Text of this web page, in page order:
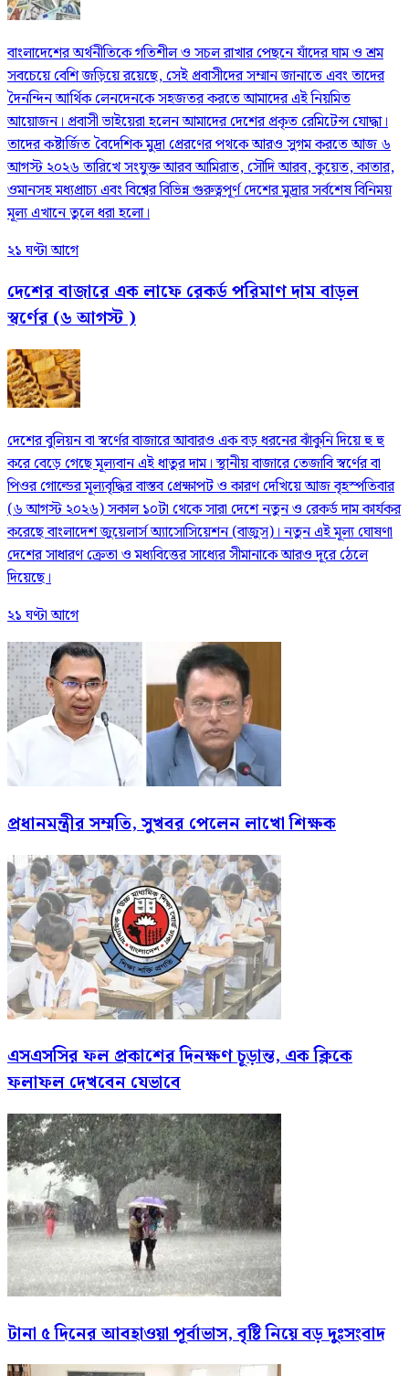
বাংলাদেশের অর্থনীতিকে গতিশীল ও সচল রাখার পেছনে যাঁদের ঘাম ও শ্রম
সবচেয়ে বেশি জড়িয়ে রয়েছে, সেই প্রবাসীদের সম্মান জানাতে এবং তাদের
দৈনন্দিন আর্থিক লেনদেনকে সহজতর করতে আমাদের এই নিয়মিত
আয়োজন। প্রবাসী ভাইয়েরা হলেন আমাদের দেশের প্রকৃত রেমিটেন্স যোদ্ধা।
তাদের কষ্টার্জিত বৈদেশিক মুদ্রা প্রেরণের পথকে আরও সুগম করতে আজ ৬
আগস্ট ২০২৬ তারিখে সংযুক্ত আরব আমিরাত, সৌদি আরব, কুয়েত, কাতার,
ওমানসহ মধ্যপ্রাচ্য এবং বিশ্বের বিভিন্ন গুরুত্বপূর্ণ দেশের মুদ্রার সর্বশেষ বিনিময়
মূল্য এখানে তুলে ধরা হলো।
২১ ঘণ্টা আগে
দেশের বাজারে এক লাফে রেকর্ড পরিমাণ দাম বাড়ল
স্বর্ণের (৬ আগস্ট )
দেশের বুলিয়ন বা স্বর্ণের বাজারে আবারও এক বড় ধরনের ঝাঁকুনি দিয়ে হু হু
করে বেড়ে গেছে মূল্যবান এই ধাতুর দাম। স্থানীয় বাজারে তেজাবি স্বর্ণের বা
পিওর গোল্ডের মূল্যবৃদ্ধির বাস্তব প্রেক্ষাপট ও কারণ দেখিয়ে আজ বৃহস্পতিবার
(৬ আগস্ট ২০২৬) সকাল ১০টা থেকে সারা দেশে নতুন ও রেকর্ড দাম কার্যকর
করেছে বাংলাদেশ জুয়েলার্স অ্যাসোসিয়েশন (বাজুস)। নতুন এই মূল্য ঘোষণা
দেশের সাধারণ ক্রেতা ও মধ্যবিত্তের সাধ্যের সীমানাকে আরও দূরে ঠেলে
দিয়েছে।
২১ ঘণ্টা আগে
প্রধানমন্ত্রীর সম্মতি, সুখবর পেলেন লাখো শিক্ষক
এসএসসির ফল প্রকাশের দিনক্ষণ চূড়ান্ত, এক ক্লিকে
ফলাফল দেখবেন যেভাবে
টানা ৫ দিনের আবহাওয়া পূর্বাভাস, বৃষ্টি নিয়ে বড় দুঃসংবাদ